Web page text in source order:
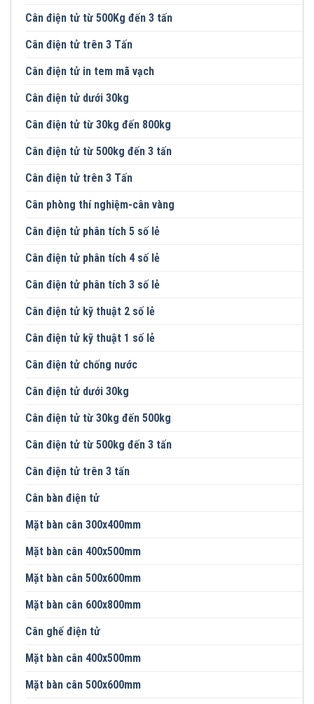
Cân điện tử từ 500Kg đến 3 tấn
Cân điện tử trên 3 Tấn
Cân điện tử in tem mã vạch
Cân điện tử dưới 30kg
Cân điện tử từ 30kg đến 800kg
Cân điện tử từ 500kg đến 3 tấn
Cân điện tử trên 3 Tấn
Cân phòng thí nghiệm-cân vàng
Cân điện tử phân tích 5 số lẻ
Cân điện tử phân tích 4 số lẻ
Cân điện tử phân tích 3 số lẻ
Cân điện tử kỹ thuật 2 số lẻ
Cân điện tử kỹ thuật 1 số lẻ
Cân điện tử chống nước
Cân điện tử dưới 30kg
Cân điện tử từ 30kg đến 500kg
Cân điện tử từ 500kg đến 3 tấn
Cân điện tử trên 3 tấn
Cân bàn điện tử
Mặt bàn cân 300x400mm
Mặt bàn cân 400x500mm
Mặt bàn cân 500x600mm
Mặt bàn cân 600x800mm
Cân ghế điện tử
Mặt bàn cân 400x500mm
Mặt bàn cân 500x600mm